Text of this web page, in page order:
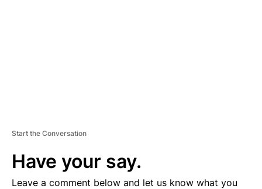
Start the Conversation
Have your say.
Leave a comment below and let us know what you